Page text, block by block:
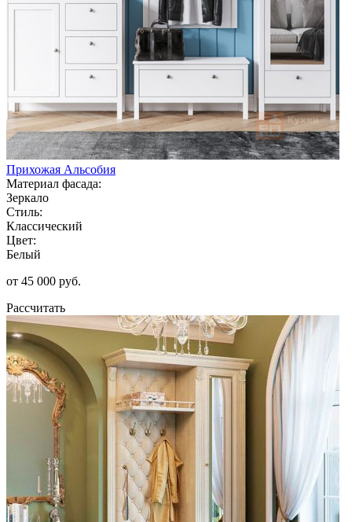
Прихожая Альсобия
Материал фасада:
Зеркало
Стиль:
Классический
Цвет:
Белый
от 45 000 руб.
Рассчитать